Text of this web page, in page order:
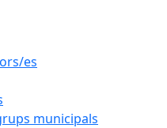
es
municipals